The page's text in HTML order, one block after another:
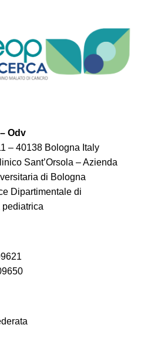
Odv
– 40138 Bologna Italy
Sant’Orsola – Azienda
di Bologna
Dipartimentale di